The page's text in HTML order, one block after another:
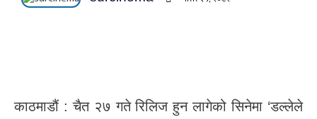
काठमाडौं : चैत २७ गते रिलिज हुन लागेको सिनेमा ‘डल्लेले